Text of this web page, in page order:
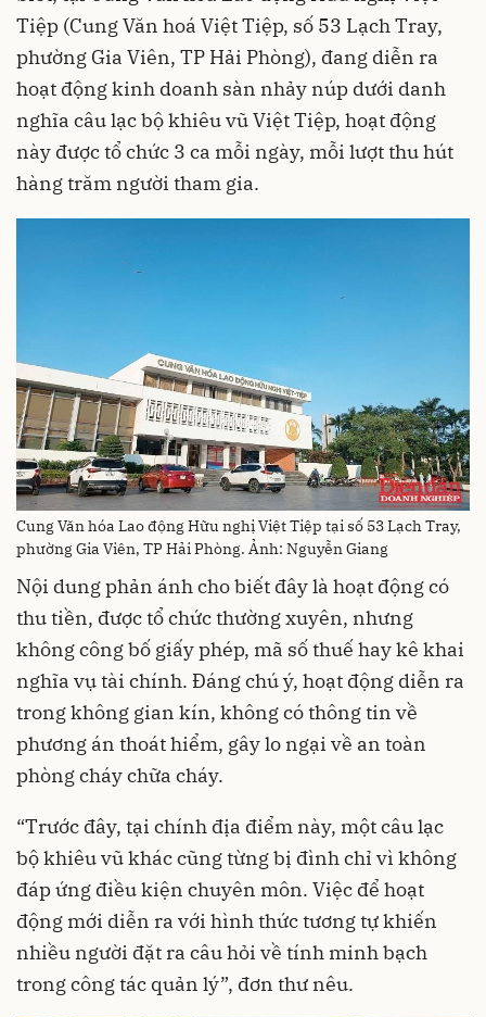
Tiệp (Cung Văn hoá Việt Tiệp, số 53 Lạch Tray,
phường Gia Viên, TP Hải Phòng), đang diễn ra
hoạt động kinh doanh sàn nhảy núp dưới danh
nghĩa câu lạc bộ khiêu vũ Việt Tiệp, hoạt động
này được tổ chức 3 ca mỗi ngày, mỗi lượt thu hút
hàng trăm người tham gia.
Cung Văn hóa Lao động Hữu nghị Việt Tiệp tại số 53 Lạch Tray,
phường Gia Viên, TP Hải Phòng. Ảnh: Nguyễn Giang
Nội dung phản ánh cho biết đây là hoạt động có
thu tiền, được tổ chức thường xuyên, nhưng
không công bố giấy phép, mã số thuế hay kê khai
nghĩa vụ tài chính. Đáng chú ý, hoạt động diễn ra
trong không gian kín, không có thông tin về
phương án thoát hiểm, gây lo ngại về an toàn
phòng cháy chữa cháy.
“Trước đây, tại chính địa điểm này, một câu lạc
bộ khiêu vũ khác cũng từng bị đình chỉ vì không
đáp ứng điều kiện chuyên môn. Việc để hoạt
động mới diễn ra với hình thức tương tự khiến
nhiều người đặt ra câu hỏi về tính minh bạch
trong công tác quản lý”, đơn thư nêu.